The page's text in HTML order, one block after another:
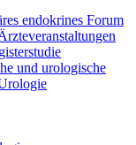
endokrines Forum
und urologische